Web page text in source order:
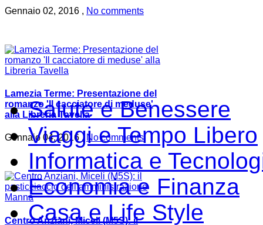
Gennaio 02, 2016 , No comments
Lamezia Terme: Presentazione del
romanzo 'Il cacciatore di meduse'
alla Libreria Tavella
Gennaio 04, 2016 , No comments
Centro Anziani, Miceli (M5S): il
Salute e Benessere
Viaggi e Tempo Libero
Informatica e
Economia e Finanza
Casa e Life Style